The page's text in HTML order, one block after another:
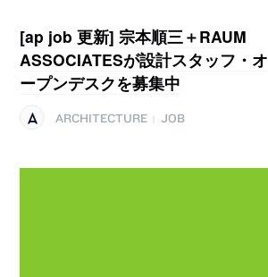
[ap job 更新] 宗本順三＋RAUM
ASSOCIATESが設計スタッフ・オ
ープンデスクを募集中
ARCHITECTURE JOB